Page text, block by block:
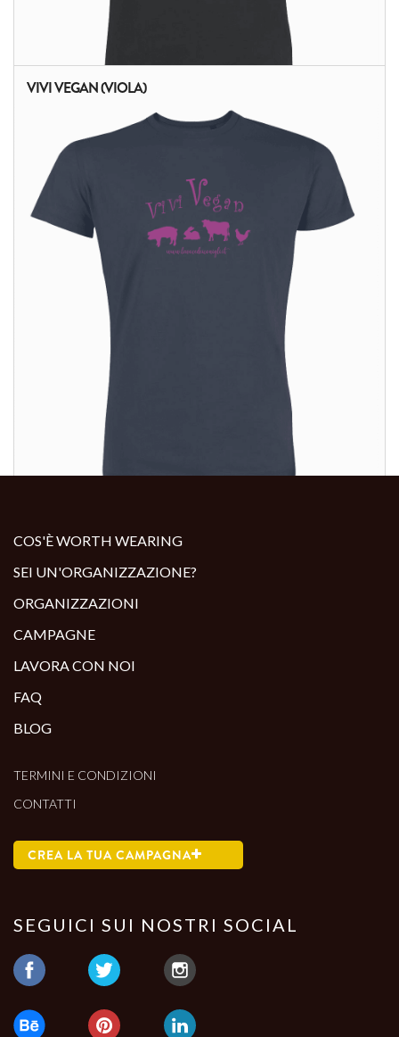
ALTRI PRODOTTI:
VIVI VEGAN (VIOLA)
COS'È WORTH WEARING
SEI UN'ORGANIZZAZIONE?
ORGANIZZAZIONI
CAMPAGNE
LAVORA CON NOI
FAQ
BLOG
TERMINI E CONDIZIONI
CONTATTI
CREA LA TUA CAMPAGNA
SEGUICI SUI NOSTRI SOCIAL